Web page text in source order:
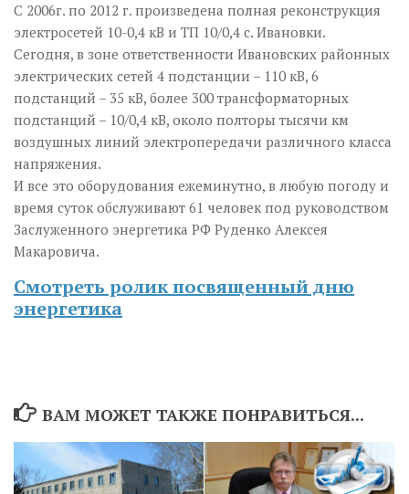
С 2006г. по 2012 г. произведена полная реконструкция
электросетей 10-0,4 кВ и ТП 10/0,4 с. Ивановки.
Сегодня, в зоне ответственности Ивановских районных
электрических сетей 4 подстанции – 110 кВ, 6
подстанций – 35 кВ, более 300 трансформаторных
подстанций – 10/0,4 кВ, около полторы тысячи км
воздушных линий электропередачи различного класса
напряжения.
И все это оборудования ежеминутно, в любую погоду и
время суток обслуживают 61 человек под руководством
Заслуженного энергетика РФ Руденко Алексея
Макаровича.
Смотреть ролик посвященный дню
энергетика
ВАМ МОЖЕТ ТАКЖЕ ПОНРАВИТЬСЯ...